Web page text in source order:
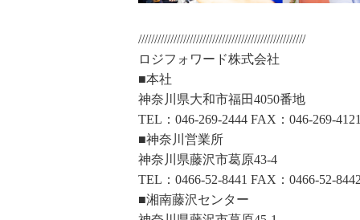
////////////////////////////////////////////////////
ロジフォワード株式会社
■本社
神奈川県大和市福田4050番地
TEL：046-269-2444 FAX：046-269-
■神奈川営業所
神奈川県藤沢市葛原43-4
TEL：0466-52-8441 FAX：0466-52-
■湘南藤沢センター